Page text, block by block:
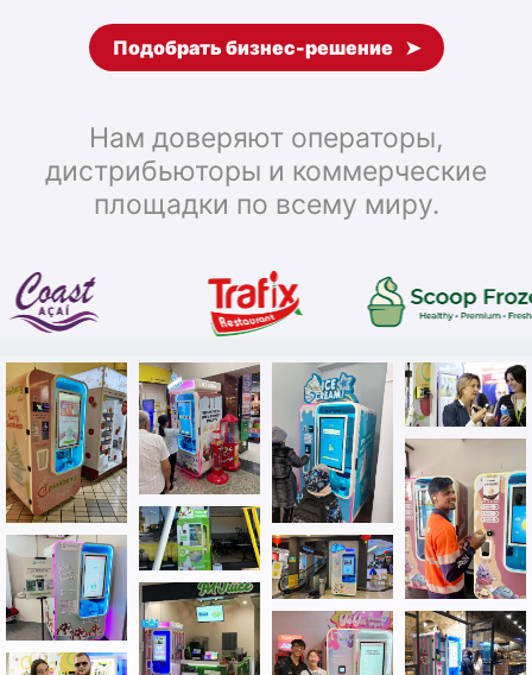
Подобрать бизнес-решение
Нам доверяют операторы,
дистрибьюторы и коммерческие
площадки по всему миру.